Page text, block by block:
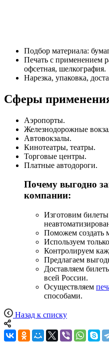
Подбор материала:
Печать с применением
офсетная, шелкография.
Нарезка, упаковка,
Сферы
Аэропорты.
Железнодорожные
Автовокзалы.
Кинотеатры, театры.
Торговые центры.
Платные автодороги.
Почему выгодно
компании:
Изготовим
Поможем создать
Используем
Контролируем
Предлагаем
Доставляем
всей России.
Осуществляем
способами.
Назад к списку